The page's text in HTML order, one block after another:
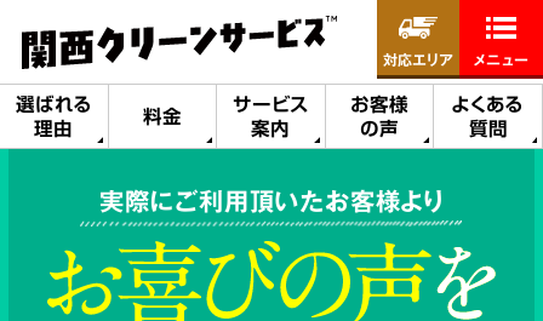
選ばれる
理由
料金
サービス
案内
お客様
の声
よくある
質問
対応エリア メニュー
実際にご利用頂いたお客様より